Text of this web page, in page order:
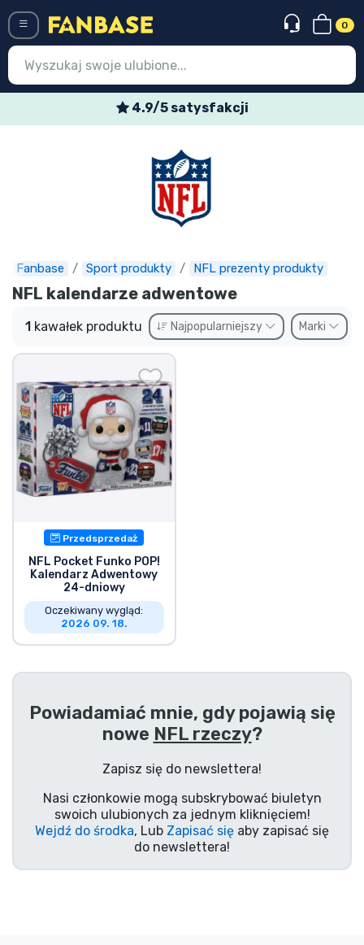
0
4.9/5 satysfakcji
Fanbase Sport produkty NFL prezenty produkty
NFL kalendarze adwentowe
1 kawałek produktu Najpopularniejszy Marki
Przedsprzedaż
NFL Pocket Funko POP!
Kalendarz Adwentowy
24-dniowy
Oczekiwany wygląd:
2026 09. 18.
Powiadamiać mnie, gdy pojawią się
nowe NFL rzeczy?
Zapisz się do newslettera!
Nasi członkowie mogą subskrybować biuletyn
swoich ulubionych za jednym kliknięciem!
Wejdź do środka, Lub Zapisać się aby zapisać się
do newslettera!
Najnowsze rzeczy
Doręczenie ekspresowe
Przedsprzedaż
Outlet produkty
Wysyłka i płatność
Rzeczy seryjne
Rzeczy filmowe
Rzeczy z anime
Rzeczy dla graczy
Rzeczy sportowe
Marki